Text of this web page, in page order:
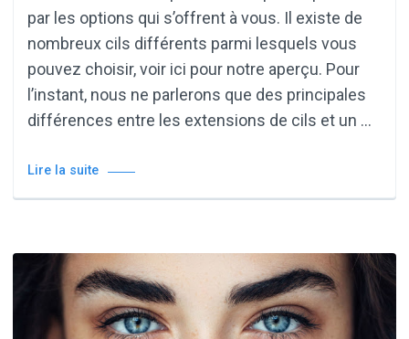
par les options qui s’offrent à vous. Il existe de
nombreux cils différents parmi lesquels vous
pouvez choisir, voir ici pour notre aperçu. Pour
l’instant, nous ne parlerons que des principales
différences entre les extensions de cils et un …
Lire la suite